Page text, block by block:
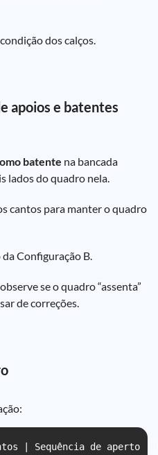
dos calços.
apoios e batentes
batente na bancada
lados do quadro nela.
cantos para manter o quadro
Configuração B.
se o quadro “assenta”
de correções.
| Sequência de aperto